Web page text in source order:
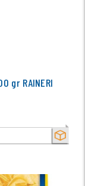
SECCO
gr RAINERI